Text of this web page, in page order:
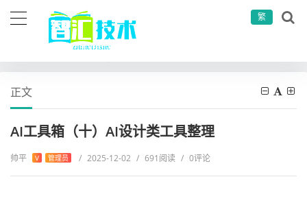
繁
正文
AI工具箱（十）AI设计类工具整理
帅平 V 管理员 / 2025-12-02 / 691阅读 / 0评论